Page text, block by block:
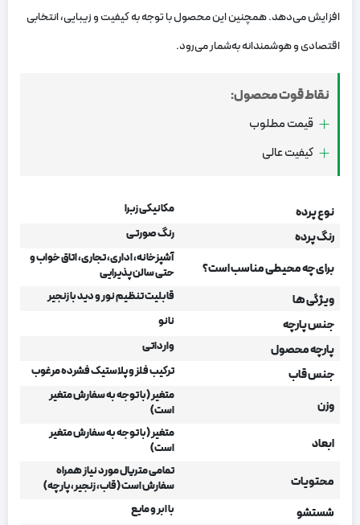
افزایش می‌دهد. همچنین این محصول با توجه به کیفیت و زیبایی، انتخابی
اقتصادی و هوشمندانه به‌شمار می‌رود.
نقاط قوت محصول:
قیمت مطلوب
کیفیت عالی
نوع پرده مکانیکی زبرا
رنگ پرده رنگ صورتی
برای چه محیطی مناسب است؟
آشپزخانه، اداری، تجاری، اتاق خواب و
حتی سالن پذیرایی
ویژگی ها قابلیت تنظیم نور و دید با زنجیر
جنس پارچه نانو
پارچه محصول وارداتی
جنس قاب ترکیب فلز و پلاستیک فشرده مرغوب
وزن
متغیر (با توجه به سفارش متغیر
است)
ابعاد
متغیر (با توجه به سفارش متغیر
است)
محتویات
تمامی متریال مورد نیاز همراه
سفارش است (قاب، زنجیر، پارچه)
شستشو با ابر و مایع